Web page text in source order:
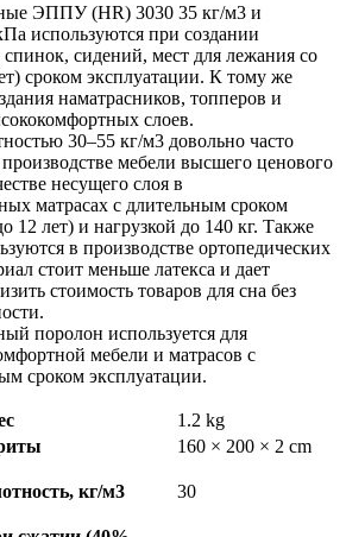
ЭППУ (HR) 3030 35 кг/м3 и
используются при создании
сидений, мест для лежания со
сроком эксплуатации. К тому же
наматрасников, топперов и
слоев.
30–55 кг/м3 довольно часто
мебели высшего ценового
несущего слоя в
матрасах с длительным сроком
12 лет) и нагрузкой до 140 кг. Также
в производстве ортопедических
стоит меньше латекса и дает
стоимость товаров для сна без
поролон используется для
мебели и матрасов с
сроком эксплуатации.
1.2 kg
160 × 200 × 2 cm
кг/м3 30